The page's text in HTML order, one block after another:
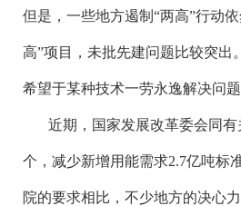
但是，一些地方遏制“两高”行动
高”项目，未批先建问题比较突
希望于某种技术一劳永逸解决问题
近期，国家发展改革委会同
个，减少新增用能需求2.7亿吨标
院的要求相比，不少地方的决心